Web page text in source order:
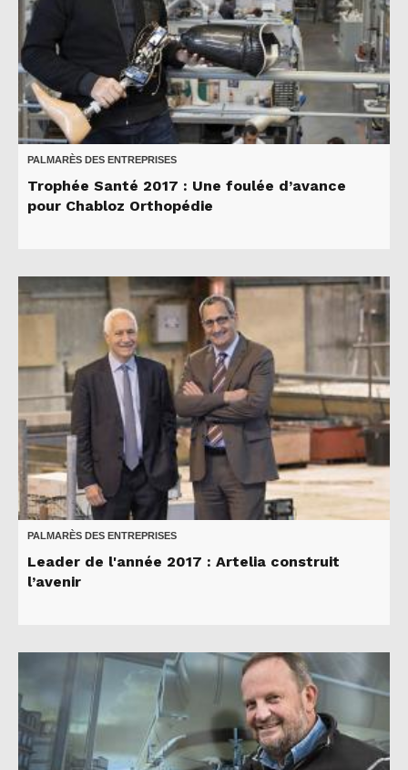
PALMARÈS DES ENTREPRISES
Trophée Santé 2017 : Une foulée d’avance
pour Chabloz Orthopédie
PALMARÈS DES ENTREPRISES
Leader de l'année 2017 : Artelia construit
l’avenir